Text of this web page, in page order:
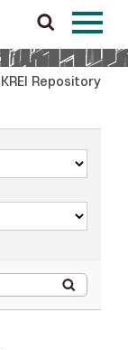
KREI Repository